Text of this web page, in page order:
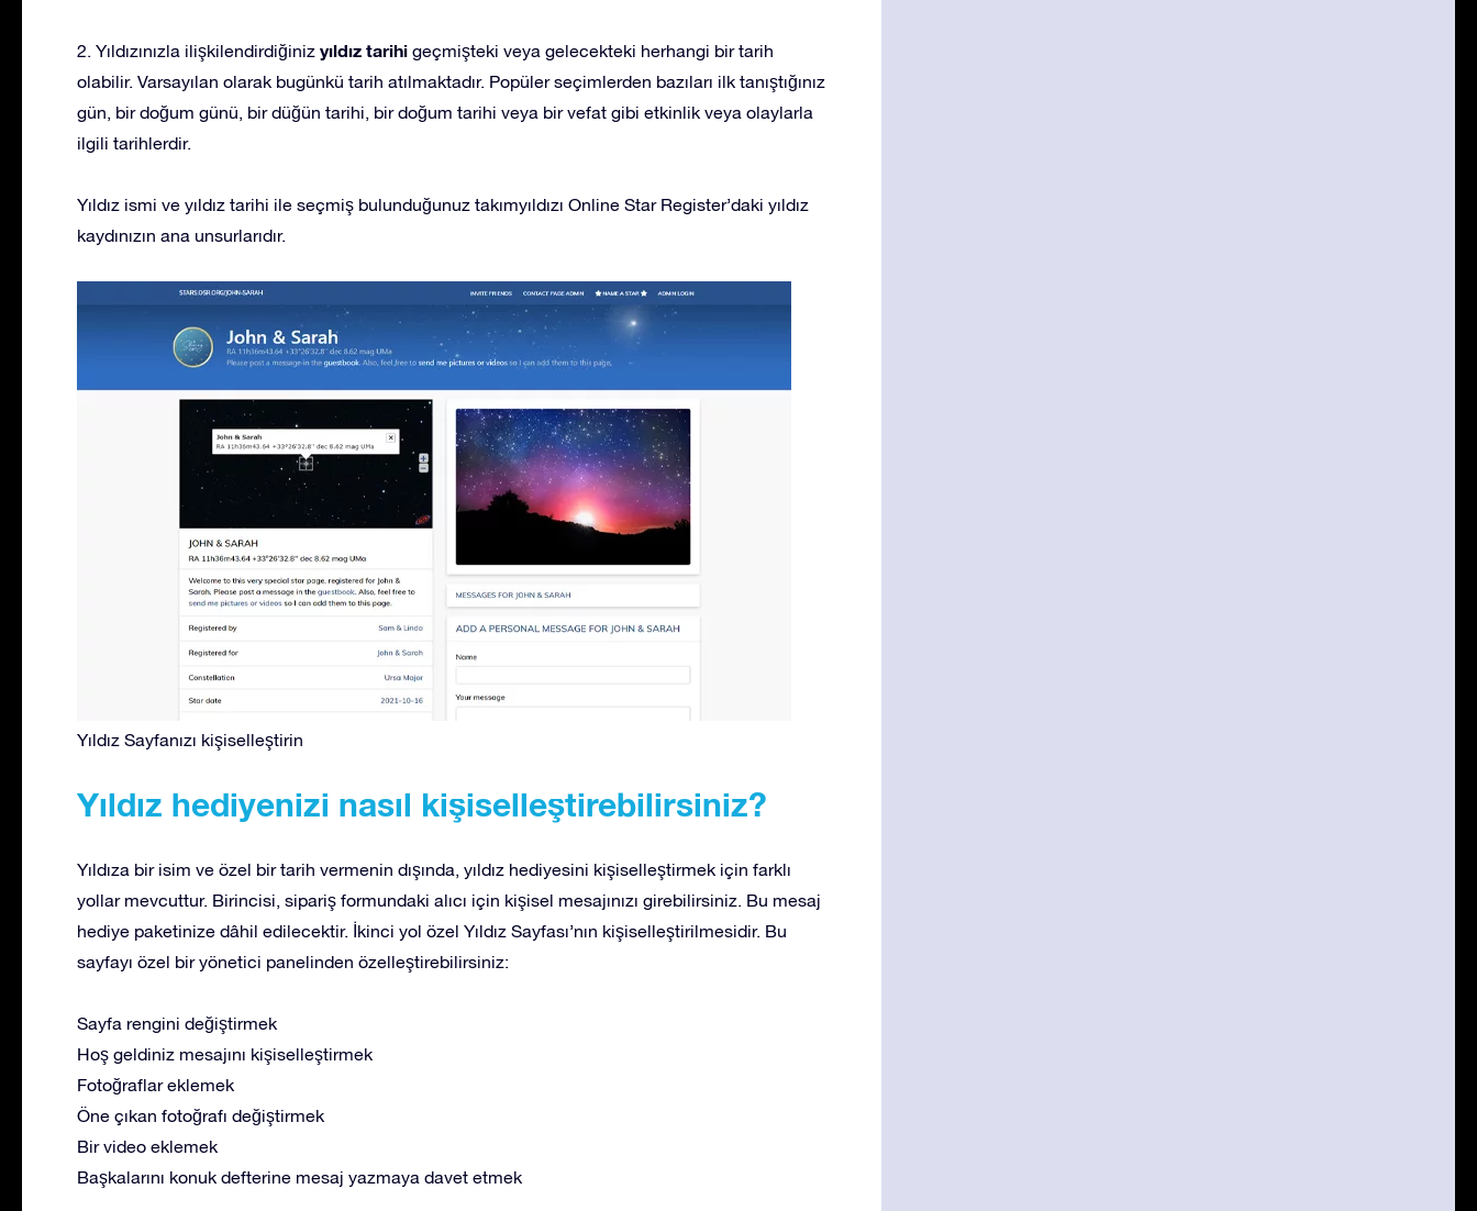
2. Yıldızınızla ilişkilendirdiğiniz yıldız tarihi geçmişteki veya gelecekteki herhangi bir tarih
olabilir. Varsayılan olarak bugünkü tarih atılmaktadır. Popüler seçimlerden bazıları ilk tanıştığınız
gün, bir doğum günü, bir düğün tarihi, bir doğum tarihi veya bir vefat gibi etkinlik veya olaylarla
ilgili tarihlerdir.
Yıldız ismi ve yıldız tarihi ile seçmiş bulunduğunuz takımyıldızı Online Star Register’daki yıldız
kaydınızın ana unsurlarıdır.
Yıldız Sayfanızı kişiselleştirin
Yıldız hediyenizi nasıl kişiselleştirebilirsiniz?
Yıldıza bir isim ve özel bir tarih vermenin dışında, yıldız hediyesini kişiselleştirmek için farklı
yollar mevcuttur. Birincisi, sipariş formundaki alıcı için kişisel mesajınızı girebilirsiniz. Bu mesaj
hediye paketinize dâhil edilecektir. İkinci yol özel Yıldız Sayfası’nın kişiselleştirilmesidir. Bu
sayfayı özel bir yönetici panelinden özelleştirebilirsiniz:
Sayfa rengini değiştirmek
Hoş geldiniz mesajını kişiselleştirmek
Fotoğraflar eklemek
Öne çıkan fotoğrafı değiştirmek
Bir video eklemek
Başkalarını konuk defterine mesaj yazmaya davet etmek